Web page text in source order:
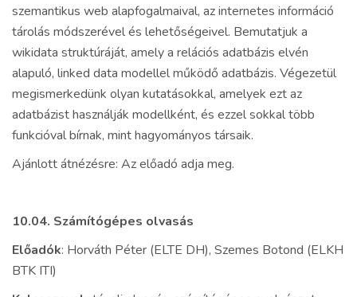
szemantikus web alapfogalmaival, az internetes információ
tárolás módszerével és lehetőségeivel. Bemutatjuk a
wikidata struktúráját, amely a relációs adatbázis elvén
alapuló, linked data modellel működő adatbázis. Végezetül
megismerkedünk olyan kutatásokkal, amelyek ezt az
adatbázist használják modellként, és ezzel sokkal több
funkcióval bírnak, mint hagyományos társaik.
Ajánlott átnézésre: Az előadó adja meg.
10.04. Számítógépes olvasás
Előadók: Horváth Péter (ELTE DH), Szemes Botond (ELKH
BTK ITI)